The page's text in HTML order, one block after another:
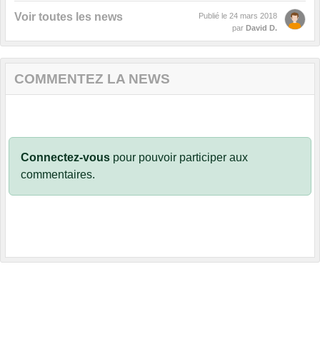
Voir toutes les news Publié le 24 mars 2018
par David D.
COMMENTEZ LA NEWS
Connectez-vous pour pouvoir participer aux
commentaires.